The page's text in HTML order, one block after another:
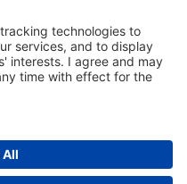
2023. Todos los derechos